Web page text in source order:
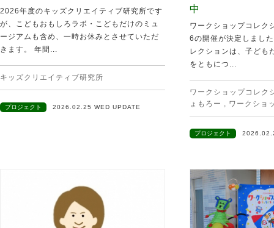
2026年度のキッズクリエイティブ研究所です
が、こどもおもしろラボ・こどもだけのミュ
ージアムも含め、一時お休みとさせていただ
きます。 年間...
キッズクリエイティブ研究所
プロジェクト 2026.02.25 WED UPDATE
中
ワークショップコレク
6の開催が決定しまし
レクションは、子ども
をともにつ...
ワークショップコレク
ょもろー , ワークショ
プロジェクト